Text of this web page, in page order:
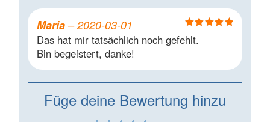
Bewertet mit
5von 5
Maria– 2020-03-01
Das hat mir tatsächlich noch gefehlt.
Bin begeistert, danke!
Füge deine Bewertung hinzu